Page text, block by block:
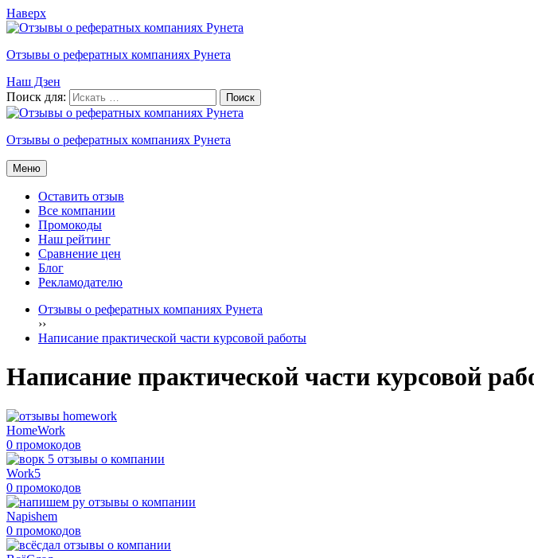
Наверх
Отзывы о рефератных компаниях Рунета
Наш Дзен
Поиск для:
Отзывы о рефератных компаниях Рунета
Меню
Оставить отзыв
Все компании
Промокоды
Наш рейтинг
Сравнение цен
Блог
Рекламодателю
Отзывы о рефератных компаниях Рунета
››
Написание практической части курсовой работы
Написание практической части курсовой
HomeWork
0 промокодов
Work5
0 промокодов
Napishem
0 промокодов